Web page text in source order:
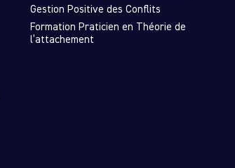
Gestion Positive des Conflits
Formation Praticien en Théorie de
l’attachement